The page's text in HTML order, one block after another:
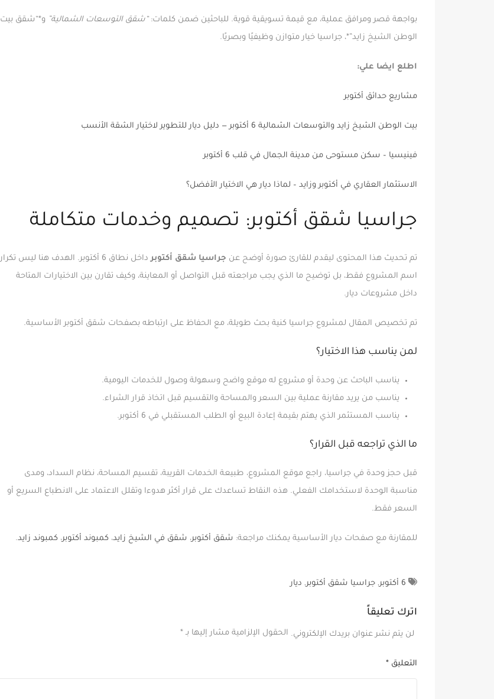
بواجهة قصر ومرافق عملية، مع قيمة تسويقية قوية. للباحثين ضمن كلمات:“شقق التوسعات الشمالية” و*“شقق بيت
الوطن الشيخ زايد”*، جراسيا خيار متوازن وظيفيًا وبصريًا.
اطلع ايضا علي:
مشاريع حدائق أكتوبر
بيت الوطن الشيخ زايد والتوسعات الشمالية 6 أكتوبر — دليل ديار للتطوير لاختيار الشقة الأنسب
فينيسيا – سكن مستوحى من مدينة الجمال في قلب 6 أكتوبر
الاستثمار العقاري في أكتوبر وزايد – لماذا ديار هي الاختيار الأفضل؟
جراسيا شقق أكتوبر: تصميم وخدمات متكاملة
تم تحديث هذا المحتوى ليقدم للقارئ صورة أوضح عن جراسيا شقق أكتوبر
داخل نطاق 6 أكتوبر. الهدف هنا ليس تكرار
اسم المشروع فقط، بل توضيح ما الذي يجب مراجعته قبل التواصل أو المعاينة، وكيف تقارن بين الاختيارات المتاحة
داخل مشروعات ديار.
تم تخصيص المقال لمشروع جراسيا كنية بحث طويلة، مع الحفاظ على ارتباطه بصفحات شقق أكتوبر الأساسية.
لمن يناسب هذا الاختيار؟
يناسب الباحث عن وحدة أو مشروع له موقع واضح وسهولة وصول للخدمات اليومية.
يناسب من يريد مقارنة عملية بين السعر والمساحة والتقسيم قبل اتخاذ قرار الشراء.
يناسب المستثمر الذي يهتم بقيمة إعادة البيع أو الطلب المستقبلي في 6 أكتوبر.
ما الذي تراجعه قبل القرار؟
قبل حجز وحدة في جراسيا، راجع موقع المشروع، طبيعة الخدمات القريبة، تقسيم المساحة، نظام السداد، ومدى
مناسبة الوحدة لاستخدامك الفعلي. هذه النقاط تساعدك على قرار أكثر هدوءا وتقلل الاعتماد على الانطباع السريع أو
السعر فقط.
للمقارنة مع صفحات ديار الأساسية يمكنك مراجعة: شقق أكتوبر، شقق في الشيخ زايد، كمبوند أكتوبر، كمبوند زايد.
6 أكتوبر , جراسيا شقق أكتوبر, ديار
اترك تعليقاً
لن يتم نشر عنوان بريدك الإلكتروني. الحقول الإلزامية مشار إليها بـ *
التعليق *